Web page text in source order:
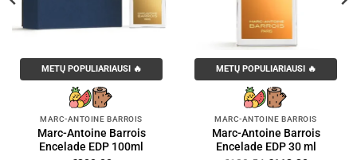
METŲ POPULIARIAUSI 🔥
MARC-ANTOINE BARROIS
Marc-Antoine Barrois
Encelade EDP 100ml
METŲ POPULIARIAUSI 🔥
MARC-ANTOINE BARROIS
Marc-Antoine Barrois
Encelade EDP 30 ml